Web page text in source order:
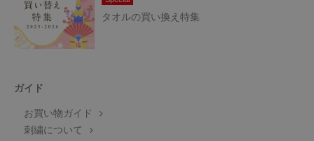
タオルの買い換え特集
ガイド
お買い物ガイド
刺繍について